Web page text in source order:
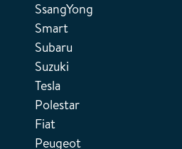
SsangYong
Smart
Subaru
Suzuki
Tesla
Polestar
Fiat
Peugeot